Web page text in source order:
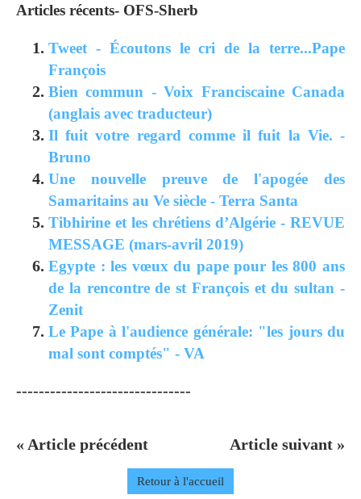
Articles récents- OFS-Sherb
Tweet - Écoutons le cri de la terre...Pape
François
Bien commun - Voix Franciscaine Canada
(anglais avec traducteur)
Il fuit votre regard comme il fuit la Vie. -
Bruno
Une nouvelle preuve de l'apogée des
Samaritains au Ve siècle - Terra Santa
Tibhirine et les chrétiens d’Algérie - REVUE
MESSAGE (mars-avril 2019)
Egypte : les vœux du pape pour les 800 ans
de la rencontre de st François et du sultan -
Zenit
Le Pape à l'audience générale: "les jours du
mal sont comptés" - VA
-------------------------------
« Article précédent Article suivant »
Retour à l'accueil